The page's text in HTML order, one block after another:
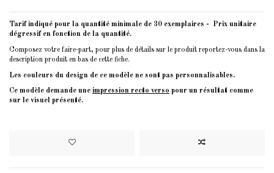
Tarif indiqué pour la quantité minimale de 30 exemplaires - Prix unitaire
dégressif en fonction de la quantité.
Composez votre faire-part, pour plus de détails sur le produit reportez-vous dans la
description produit en bas de cette fiche.
Les couleurs du design de ce modèle ne sont pas personnalisables.
Ce modèle demande une impression recto verso pour un résultat comme
sur le visuel présenté.